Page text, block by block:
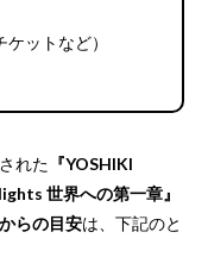
ットなど）
れた 『YOSHIKI
世界への第一章』
らの目安は、下記のと